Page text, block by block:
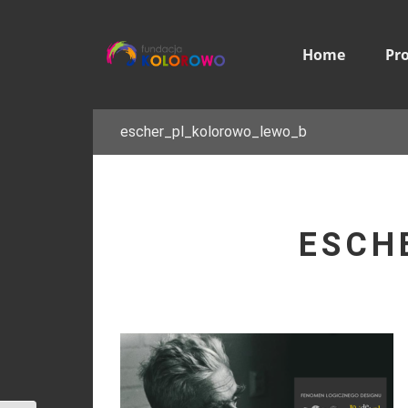
Home
escher_pl_kolorowo_lewo_b